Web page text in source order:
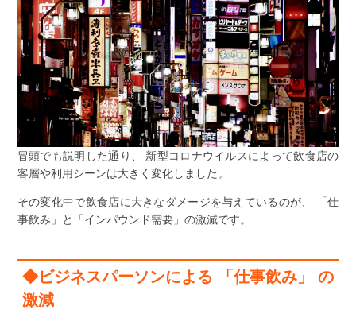
冒頭でも説明した通り、 新型コロナウイルスによって飲食店の
客層や利用シーンは大きく変化しました。
その変化中で飲食店に大きなダメージを与えているのが、 「仕
事飲み」と「インパウンド需要」の激減です。
◆ビジネスパーソンによる 「仕事飲み」 の
激減